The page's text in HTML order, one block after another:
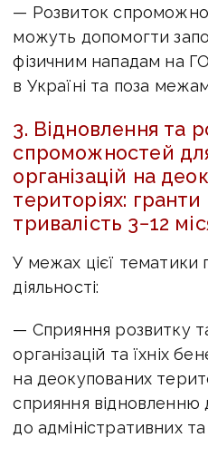
— Розвиток
можуть допомогти
фізичним нападам на
в Україні та поза
3. Відновлення та
спроможностей
організацій на
територіях:
тривалість 3−12
У межах цієї тематики
діяльності:
— Сприяння розвитку
організацій та їхніх
на деокупованих
сприяння відновленню
до адміністративних